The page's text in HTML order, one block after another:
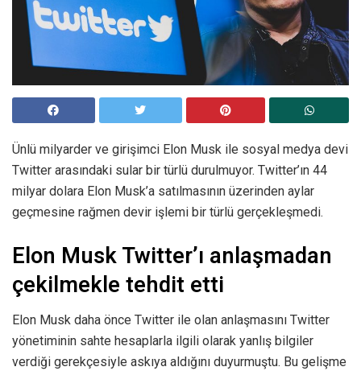
Ünlü milyarder ve girişimci Elon Musk ile sosyal medya devi
Twitter arasındaki sular bir türlü durulmuyor. Twitter’ın 44
milyar dolara Elon Musk’a satılmasının üzerinden aylar
geçmesine rağmen devir işlemi bir türlü gerçekleşmedi.
Elon Musk Twitter’ı anlaşmadan
çekilmekle tehdit etti
Elon Musk daha önce Twitter ile olan anlaşmasını Twitter
yönetiminin sahte hesaplarla ilgili olarak yanlış bilgiler
verdiği gerekçesiyle askıya aldığını duyurmuştu. Bu gelişme